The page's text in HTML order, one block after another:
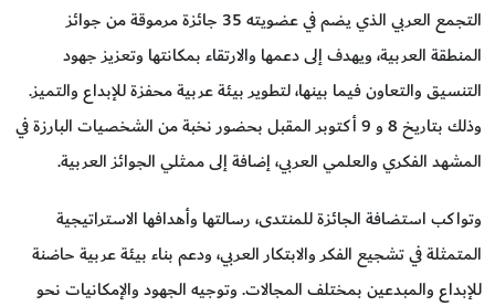
التجمع العربي الذي يضم في عضويته 35 جائزة مرموقة من جوائز
المنطقة العربية، ويهدف إلى دعمها والارتقاء بمكانتها وتعزيز جهود
التنسيق والتعاون فيما بينها، لتطوير بيئة عربية محفزة للإبداع والتميز.
وذلك بتاريخ 8 و 9 أكتوبر المقبل بحضور نخبة من الشخصيات البارزة في
المشهد الفكري والعلمي العربي، إضافة إلى ممثلي الجوائز العربية.
وتواكب استضافة الجائزة للمنتدى، رسالتها وأهدافها الاستراتيجية
المتمثلة في تشجيع الفكر والابتكار العربي، ودعم بناء بيئة عربية حاضنة
للإبداع والمبدعين بمختلف المجالات. وتوجيه الجهود والإمكانيات نحو